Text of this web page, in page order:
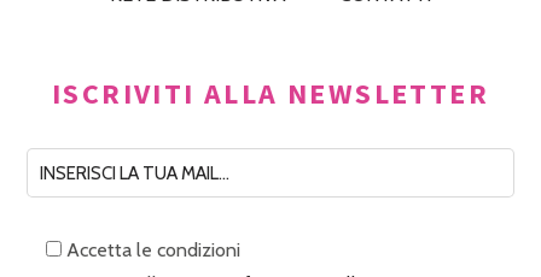
ISCRIVITI ALLA NEWSLETTER
Accetta le condizioni